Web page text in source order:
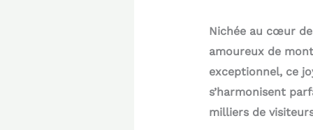
Nichée au cœur
amoureux de
exceptionnel, ce
s’harmonisent
milliers de